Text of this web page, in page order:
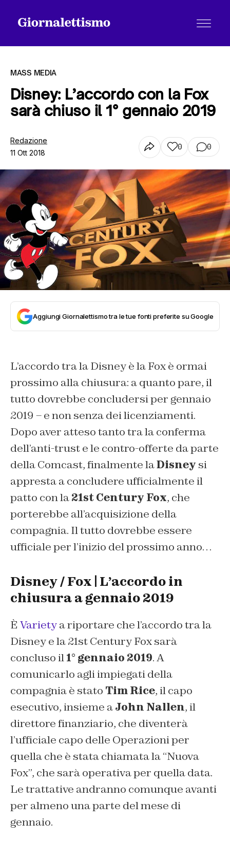
Tutti gli articoli
Chi siamo
Contatti
MASS MEDIA
Disney: L’accordo con la Fox
sarà chiuso il 1° gennaio 2019
Redazione
11 Ott 2018
0 0
Aggiungi Giornalettismo tra le tue fonti preferite su Google
L’accordo tra la Disney è la Fox è ormai
prossimo alla chiusura: a quanto pare, il
tutto dovrebbe concludersi per gennaio
2019 – e non senza dei licenziamenti.
Dopo aver atteso tanto tra la conferma
dell’anti-trust e le contro-offerte da parte
della Comcast, finalmente laDisney si
appresta a concludere ufficialmente il
patto con la21st Century Fox, che
porterebbe all’acquisizione della
compagnia. Il tutto dovrebbe essere
ufficiale per l’inizio del prossimo anno…
Disney / Fox | L’accordo in
chiusura a gennaio 2019
È Varietya riportare che l’accordo tra la
Disney e la 21st Century Fox sarà
concluso il1° gennaio 2019. A
comunicarlo agli impiegati della
compagnia è stato Tim Rice, il capo
esecutivo, insieme aJohn Nallen, il
direttore finanziario, che diventerà
l’ufficiale capo delle Operazioni per
quella che è stata chiamata la “Nuova
Fox”, che sarà operativa per quella data.
Le trattative andranno comunque avanti
per almeno una parte del mese di
gennaio.